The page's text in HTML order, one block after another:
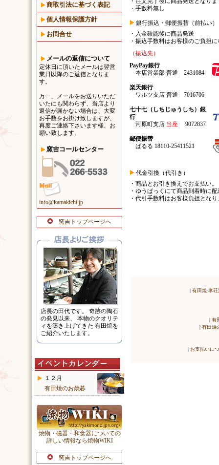
商取引法に基づく表記
個人情報保護方針
お問合せ
メールの返信について
定休日に頂いたメールは翌営
業日以降のご返信となりま
す。
万一、メールをお送りいただ
いたにも関わらず、当店より
返信が届かない場合は、大変
お手数をお掛け致しますが、
再度ご連絡下さいます様、お
願い致します。
窯吉コールセンター
info@kamakichi.jp
窯吉トップページへ
店長の田代です。 奇跡の陶石
の発見以来、 本物のクオリテ
ィを築き上げてきた 有田焼を
ご紹介いたします。
１２月
有田焼のお歳暮
焼物・磁器・和食器についての
詳しい情報なら焼物WIKI
窯吉トップページへ
・手数料無し
銀行振込・郵便振替（前払い）
・入金確認後に商品発送
・振込手数料はお客様のご負担
（振込先）
PayPay銀行
本店営業部 普通 2431084
楽天銀行
ワルツ支店 普通 7016706
七十七（しちじゅうしち）銀
行
河原町支店 当座 9072837
郵便振替
ぱるる 18110-25411521
代金引換（代引き）
・商品とお引き換えでお支払い。
・ゆうぱっくにて商品到着時に
・代引手数料はお客様負担とな
| 有田焼-李荘
| 有
| 有田焼
| お支払いに